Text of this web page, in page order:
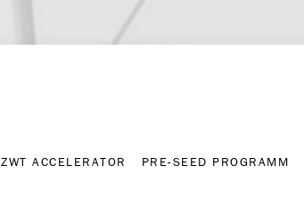
ZWT ACCELERATOR PRE-SEED PROGRAMM